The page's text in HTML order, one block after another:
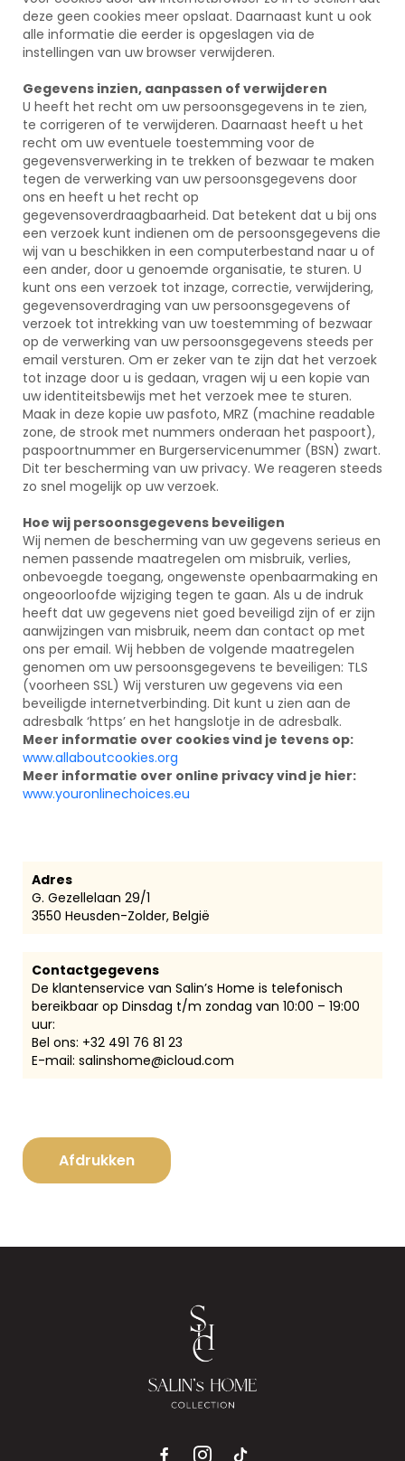
deze geen cookies meer opslaat. Daarnaast kunt u ook
alle informatie die eerder is opgeslagen via de
instellingen van uw browser verwijderen.
Gegevens inzien, aanpassen of verwijderen
U heeft het recht om uw persoonsgegevens in te zien,
te corrigeren of te verwijderen. Daarnaast heeft u het
recht om uw eventuele toestemming voor de
gegevensverwerking in te trekken of bezwaar te maken
tegen de verwerking van uw persoonsgegevens door
ons en heeft u het recht op
gegevensoverdraagbaarheid. Dat betekent dat u bij ons
een verzoek kunt indienen om de persoonsgegevens die
wij van u beschikken in een computerbestand naar u of
een ander, door u genoemde organisatie, te sturen. U
kunt ons een verzoek tot inzage, correctie, verwijdering,
gegevensoverdraging van uw persoonsgegevens of
verzoek tot intrekking van uw toestemming of bezwaar
op de verwerking van uw persoonsgegevens steeds per
email versturen. Om er zeker van te zijn dat het verzoek
tot inzage door u is gedaan, vragen wij u een kopie van
uw identiteitsbewijs met het verzoek mee te sturen.
Maak in deze kopie uw pasfoto, MRZ (machine readable
zone, de strook met nummers onderaan het paspoort),
paspoortnummer en Burgerservicenummer (BSN) zwart.
Dit ter bescherming van uw privacy. We reageren steeds
zo snel mogelijk op uw verzoek.
Hoe wij persoonsgegevens beveiligen
Wij nemen de bescherming van uw gegevens serieus en
nemen passende maatregelen om misbruik, verlies,
onbevoegde toegang, ongewenste openbaarmaking en
ongeoorloofde wijziging tegen te gaan. Als u de indruk
heeft dat uw gegevens niet goed beveiligd zijn of er zijn
aanwijzingen van misbruik, neem dan contact op met
ons per email. Wij hebben de volgende maatregelen
genomen om uw persoonsgegevens te beveiligen: TLS
(voorheen SSL) Wij versturen uw gegevens via een
beveiligde internetverbinding. Dit kunt u zien aan de
adresbalk ‘https’ en het hangslotje in de adresbalk.
Meer informatie over cookies vind je tevens op:
www.allaboutcookies.org
Meer informatie over online privacy vind je hier:
www.youronlinechoices.eu
Adres
G. Gezellelaan 29/1
3550 Heusden-Zolder, België
Contactgegevens
De klantenservice van Salin’s Home is telefonisch
bereikbaar op Dinsdag t/m zondag van 10:00 – 19:00
uur:
Bel ons: +32 491 76 81 23
E-mail: salinshome@icloud.com
Afdrukken